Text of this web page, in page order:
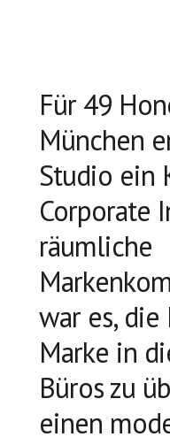
Für 49
München
Studio ein
Corporate
räumliche
war es,
Marke in
Büros zu
einen